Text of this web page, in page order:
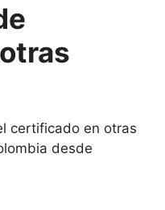
certificado en otras
desde